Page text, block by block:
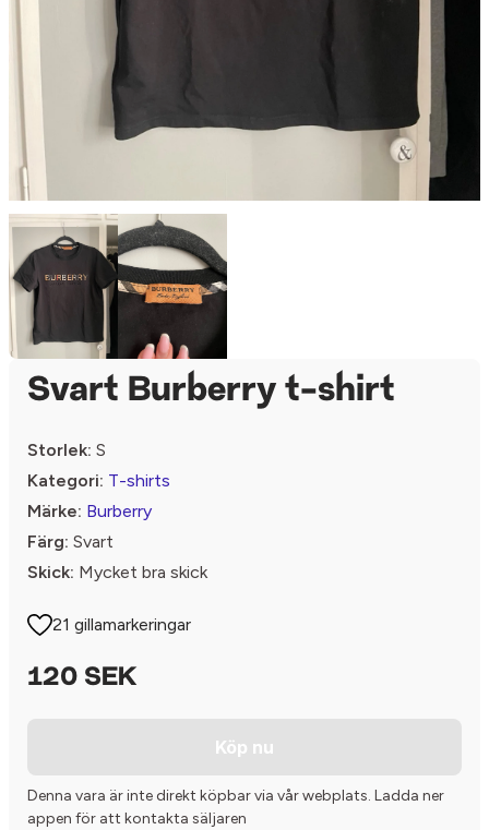
Svart Burberry t-shirt
Storlek: S
Kategori: T-shirts
Märke: Burberry
Färg: Svart
Skick: Mycket bra skick
21 gillamarkeringar
120 SEK
Köp nu
Denna vara är inte direkt köpbar via vår webplats. Ladda ner
appen för att kontakta säljaren